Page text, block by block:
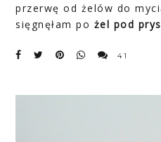
przerwę od żelów do
sięgnęłam po żel pod
41